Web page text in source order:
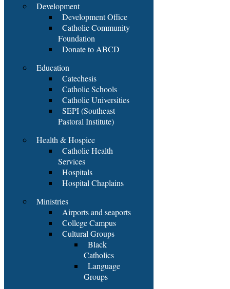
Development
Development Office
Catholic Community
Foundation
Donate to ABCD
Education
Catechesis
Catholic Schools
Catholic Universities
SEPI (Southeast
Pastoral Institute)
Health & Hospice
Catholic Health
Services
Hospitals
Hospital Chaplains
Ministries
Airports and seaports
College Campus
Cultural Groups
Black
Catholics
Language
Groups